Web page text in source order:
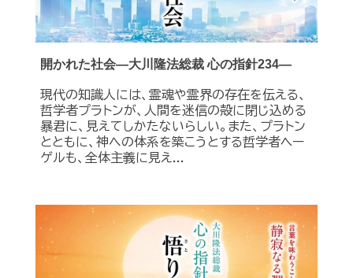
開かれた社会―大川隆法総裁 心の指針234―
現代の知識人には、霊魂や霊界の存在を伝える、
哲学者プラトンが、人間を迷信の殻に閉じ込める
暴君に、見えてしかたないらしい。また、プラトン
とともに、神への体系を築こうとする哲学者ヘー
ゲルも、全体主義に見え...